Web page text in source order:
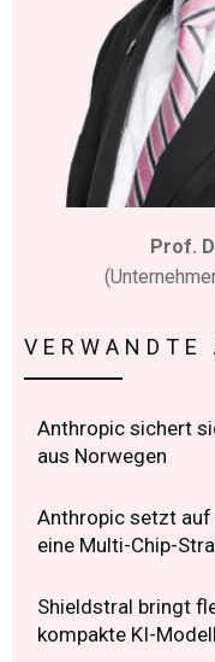
Prof.
VERWANDTE
Anthropic sichert
aus Norwegen
Anthropic setzt
eine Multi-Chip-
Shieldstral bringt
kompakte KI-